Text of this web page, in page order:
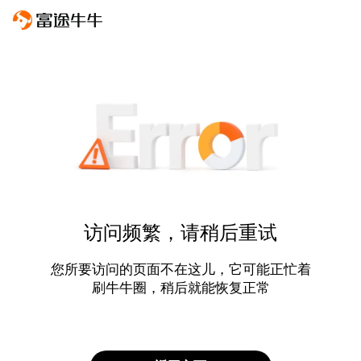
访问频繁，请稍后重试
您所要访问的页面不在这儿，它可能正忙着
刷牛牛圈，稍后就能恢复正常